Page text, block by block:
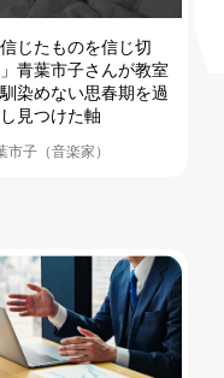
信じたものを信じ切
青葉市子さんが教室
染めない思春期を過
見つけた軸
市子（音楽家）